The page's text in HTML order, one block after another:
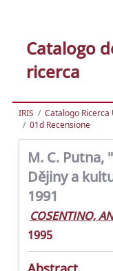
Catalogo
ricerca
IRIS Catalogo Ricerca
01d Recensione
M. C. Putna,
Dějiny a
1991
COSENTINO,
1995